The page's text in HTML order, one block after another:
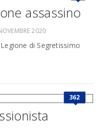
assassino
2020
di Segretissimo
362